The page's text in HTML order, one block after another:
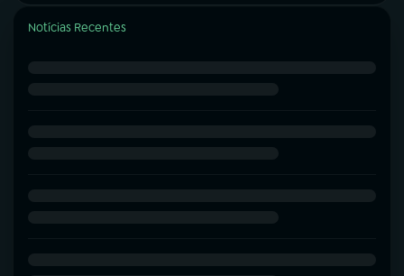
Notícias Recentes